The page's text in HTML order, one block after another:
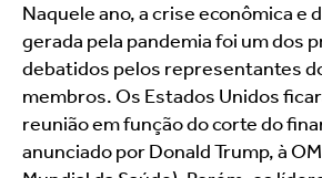
Naquele ano, a crise econômica e
gerada pela pandemia foi um dos
debatidos pelos representantes
membros. Os Estados Unidos
reunião em função do corte do
anunciado por Donald Trump, à